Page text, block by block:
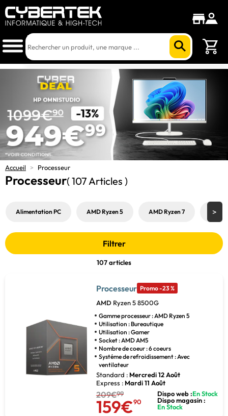
Accueil > Processeur
Processeur( 107 Articles )
Alimentation PC AMD Ryzen 5 AMD Ryzen 7 AMD
Filtrer
107 articles
Processeur Promo -23 %
AMD Ryzen 5 8500G
Gamme processeur : AMD Ryzen 5
Utilisation : Bureautique
Utilisation : Gamer
Socket : AMD AM5
Nombre de coeur : 6 coeurs
Systéme de refroidissement : Avec
ventilateur
Standard : Mercredi 12 Août
Express : Mardi 11 Août
209€99
159€90
Dispo web :En Stock
Dispo magasin :
En Stock